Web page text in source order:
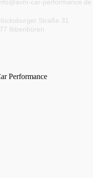
car-performance.de
Straße 31
Ibbenbüren